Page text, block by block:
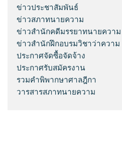
ข่าวประชาสัมพันธ์
ข่าวสภาทนายความ
ข่าวสำนักคดีมรรยาทนายความ
ข่าวสำนักฝึกอบรมวิชาว่าความ
ประกาศจัดซื้อจัดจ้าง
ประกาศรับสมัครงาน
รวมคำพิพากษาศาลฎีกา
วารสารสภาทนายความ